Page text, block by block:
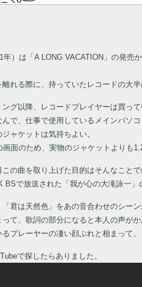
年）は「A LONG VACATION」の発売
れる際に、持っていたレコードの大
ング以降、レコードプレイヤーは買っ
で、仕事で使用しているメインパソ
ャケットは気持ちよい。
画面のため、実物のジャケットよりも
の曲を取り上げた目的はそんなことで
BSで放送された「我が心の大滝詠一」
「君は天然色」をあの音合わせのシー
て、歌詞の部分になると本人の声がか
プレーヤーの凄い顔ぶれと相まって
で探したらありました。